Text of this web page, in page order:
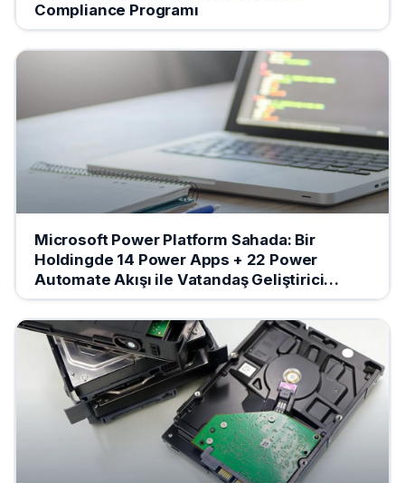
Compliance Programı
Microsoft Power Platform Sahada: Bir
Holdingde 14 Power Apps + 22 Power
Automate Akışı ile Vatandaş Geliştirici
Programı